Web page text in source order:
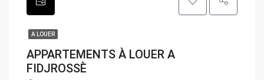
A LOUER
APPARTEMENTS À LOUER A
FIDJROSSÈ